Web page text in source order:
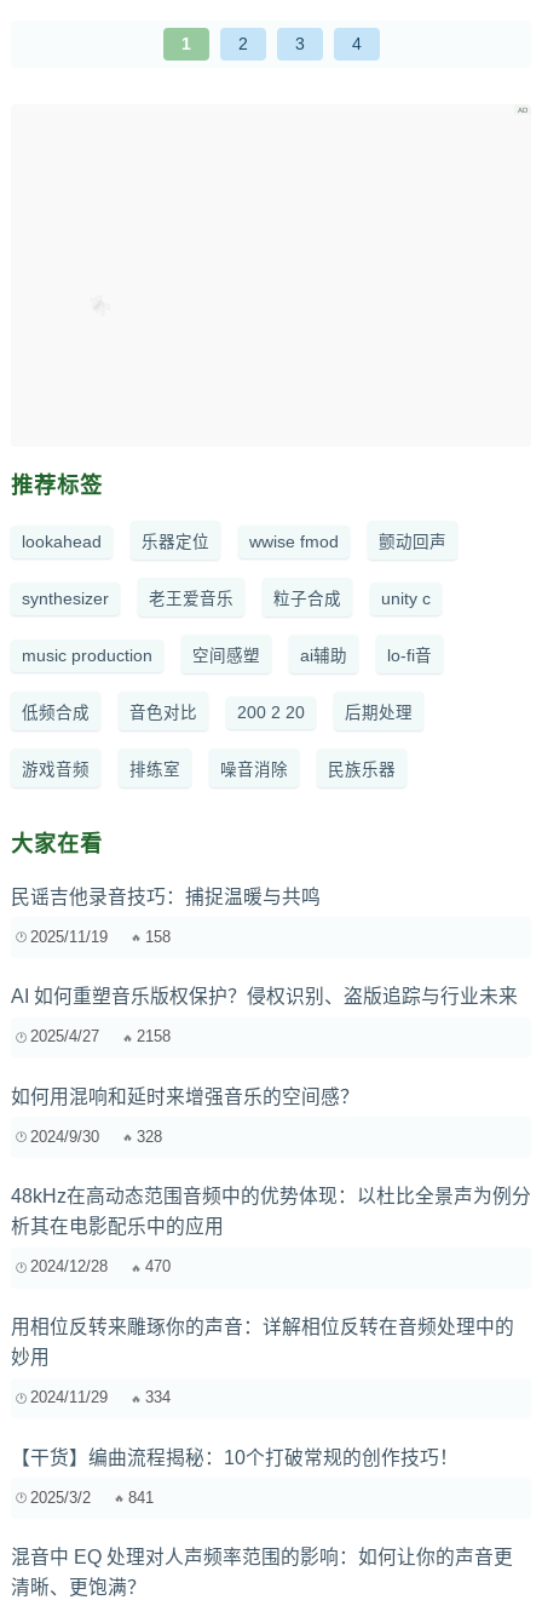
1 2 3 4
推荐标签
lookahead 乐器定位 wwise fmod 颤动回声
synthesizer 老王爱音乐 粒子合成 unity c
music production 空间感塑 ai辅助 lo-fi音
低频合成 音色对比 200 2 20 后期处理
游戏音频 排练室 噪音消除 民族乐器
大家在看
民谣吉他录音技巧：捕捉温暖与共鸣
2025/11/19 158
AI 如何重塑音乐版权保护？侵权识别、盗版追踪与行业未来
2025/4/27 2158
如何用混响和延时来增强音乐的空间感？
2024/9/30 328
48kHz在高动态范围音频中的优势体现：以杜比全景声为例分
析其在电影配乐中的应用
2024/12/28 470
用相位反转来雕琢你的声音：详解相位反转在音频处理中的
妙用
2024/11/29 334
【干货】编曲流程揭秘：10个打破常规的创作技巧！
2025/3/2 841
混音中 EQ 处理对人声频率范围的影响：如何让你的声音更
清晰、更饱满？